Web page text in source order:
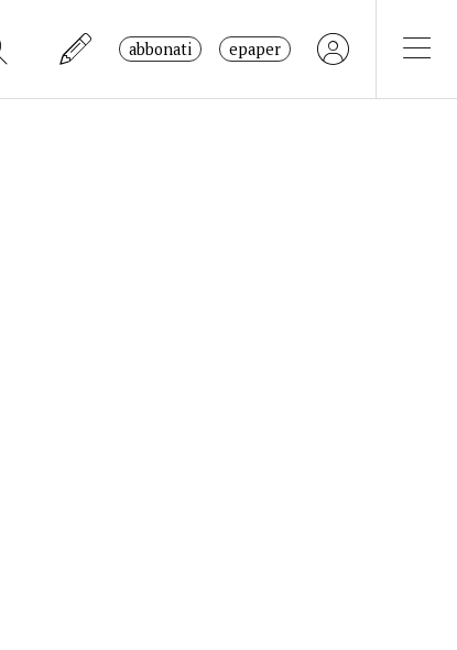
abbonati epaper